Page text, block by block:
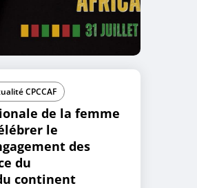
CPCCAF
de la femme
le
des
du
continent